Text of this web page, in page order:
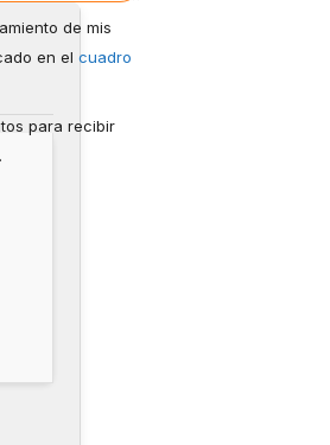
de mis
en elcuadro
para recibir